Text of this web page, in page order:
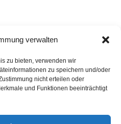
verwalten
zu bieten, verwenden wir
zu speichern und/oder
nicht erteilen oder
und Funktionen beeinträchtigt